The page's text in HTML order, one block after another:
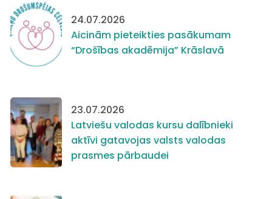
24.07.2026
Aicinām pieteikties pasākumam
“Drošības akadēmija” Krāslavā
23.07.2026
Latviešu valodas kursu dalībnieki
aktīvi gatavojas valsts valodas
prasmes pārbaudei